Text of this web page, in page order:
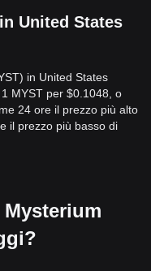
United States
in United States
MYST per $0.1048, o
24 ore il prezzo più alto
il prezzo più basso di